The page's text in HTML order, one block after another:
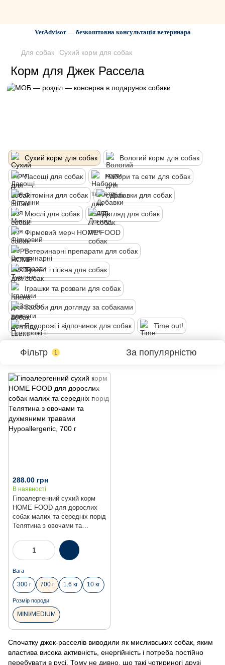
VetAdvisor — безкоштовна консультація ветеринара
Для собак Сухий корм для собак
Спочатку джек-расселів виводили як мисливських собак, яким
властива висока активність, енергійність і потреба постійно
перебувати в русі. Тому не дивно, що такі чотириногі друзі
Корм для Джек Рассела
Сухий корм для собак Вологий корм для собак
Ласощі для собак Набори та сети для собак
Фітоміни для собак Добавки для собак
Мюслі для собак Догляд для собак
Фірмовий мерч HOME FOOD
Ветеринарні препарати для собак
Туалет і гігієна для собак
Іграшки та розваги для собак
Засоби для догляду за собаками
Подорожі і відпочинок для собак Time out!
Фільтр 1 За популярністю
Гіпоалергенний сухий корм
HOME FOOD для дорослих
собак малих та середніх порід
Телятина з овочами та
Hypoallergenic, 700 г
288.00 грн
В наявності
Вага
300 г 700 г 1.6 кг 10 кг
Розмір породи
MINI/MEDIUM